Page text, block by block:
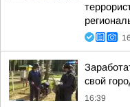
свой
16:39